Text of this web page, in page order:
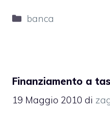
Categorie
banca
Finanziamento a
19 Maggio 2010 di